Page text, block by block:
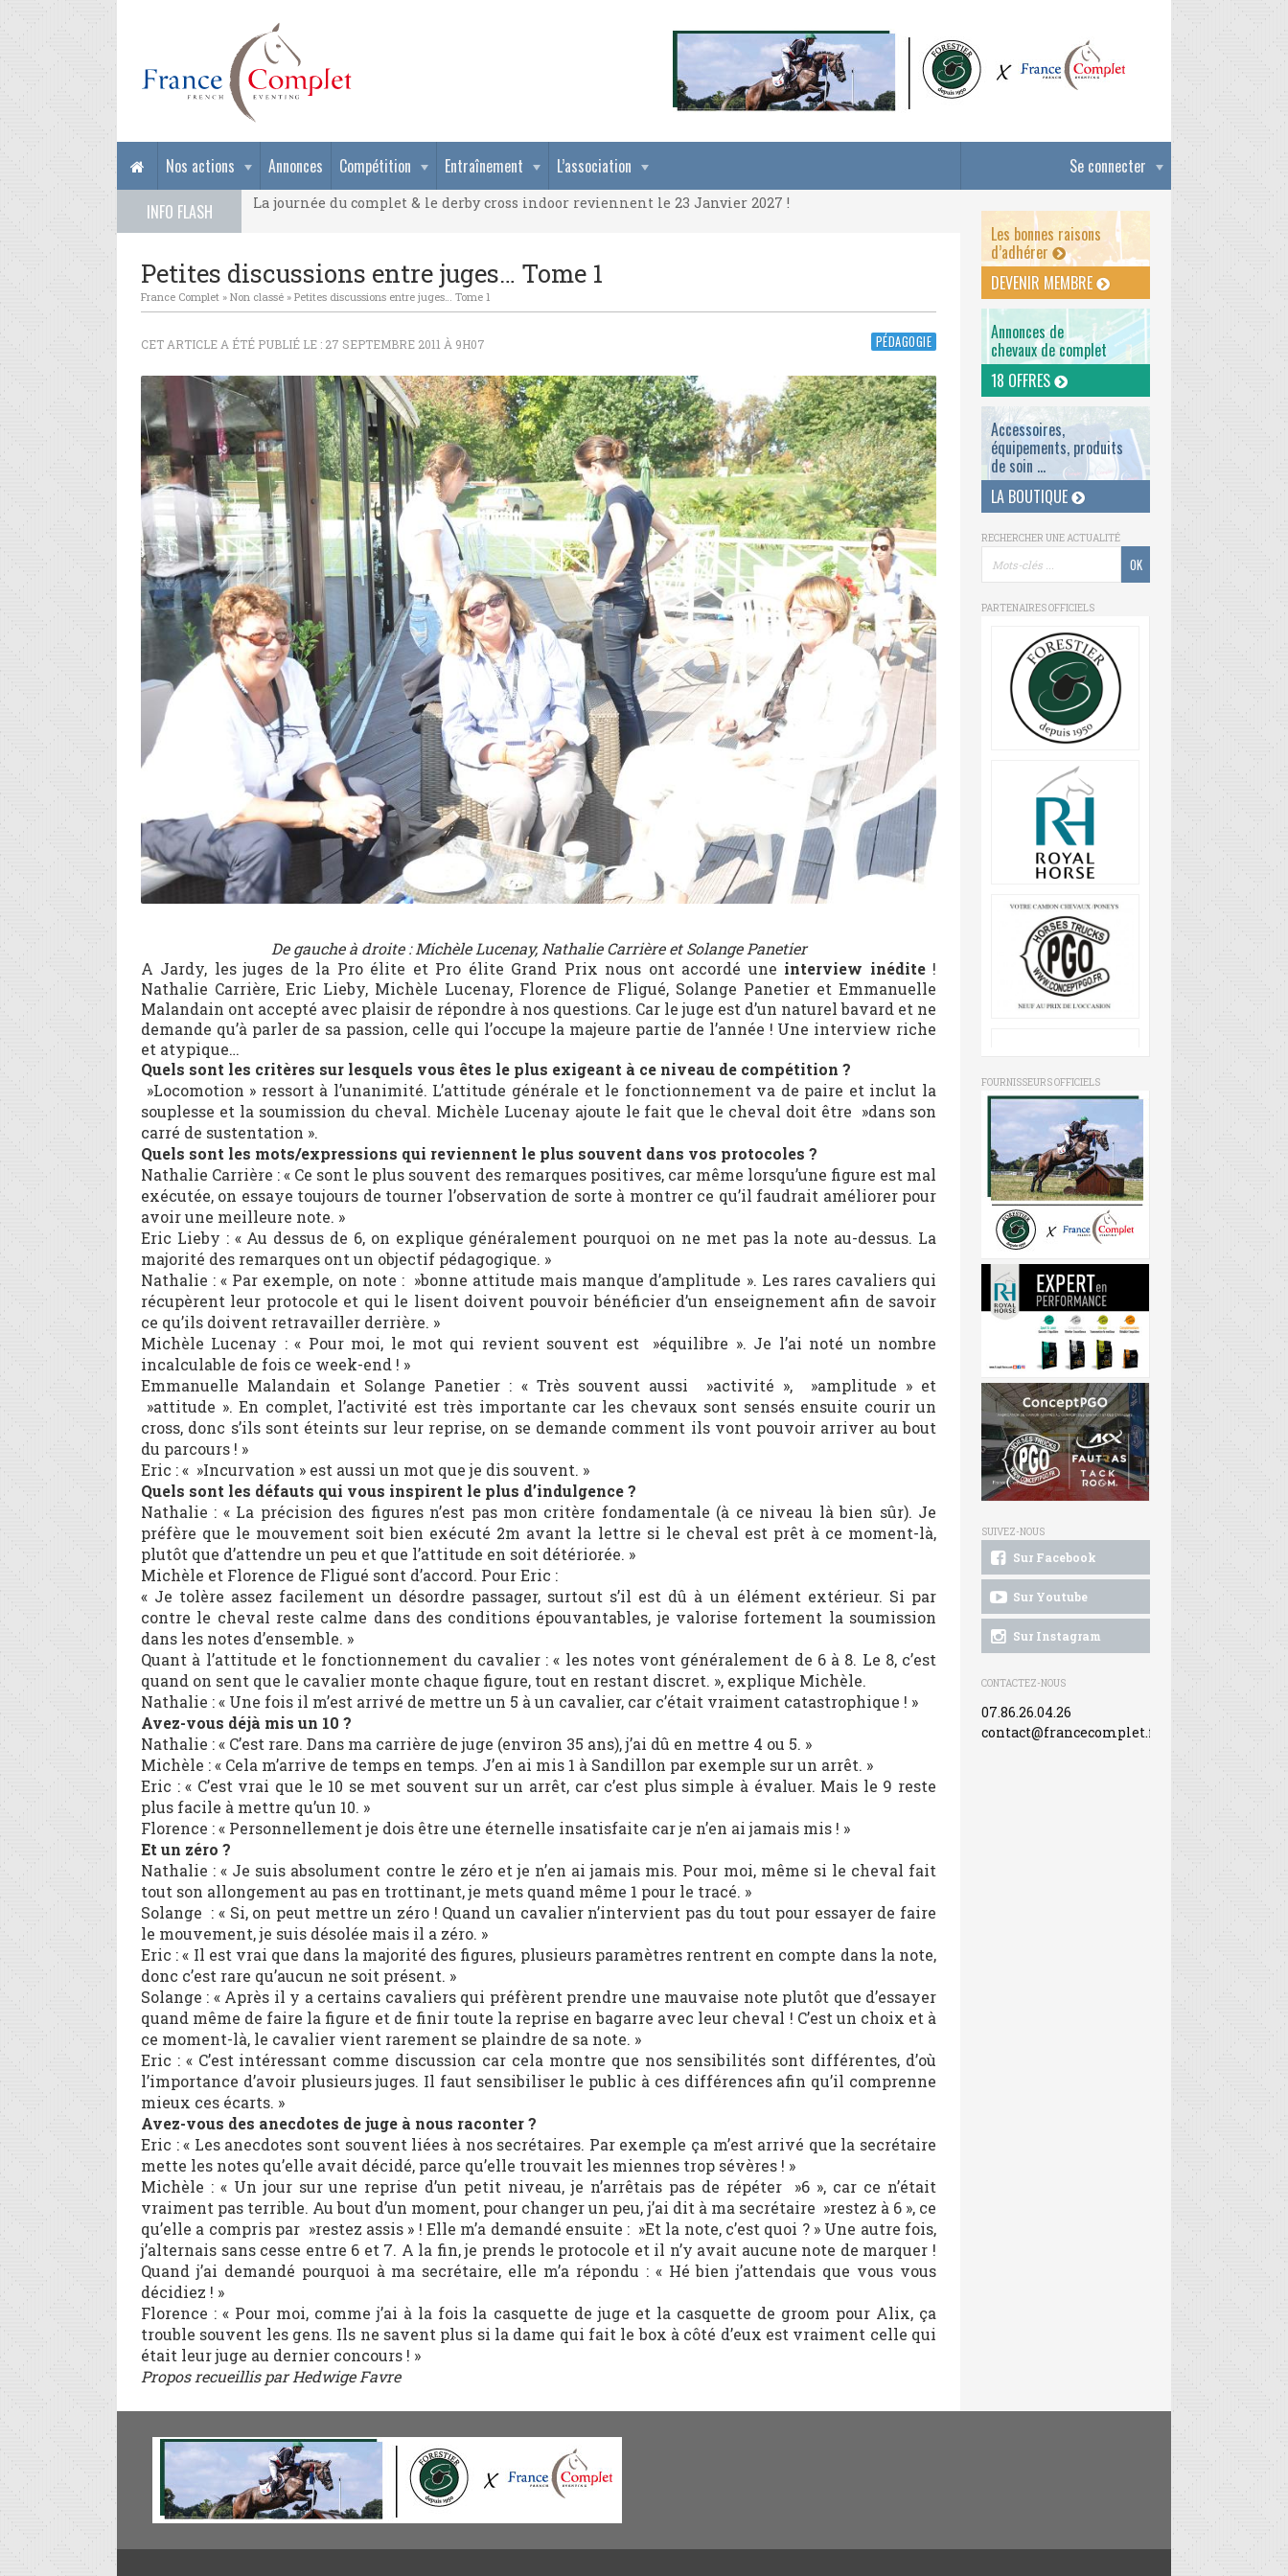
Se connecter
Nos actions Annonces Compétition Entraînement
L’association
INFO FLASH
La journée du complet & le derby cross indoor reviennent le 23 Janvier 2027 !
La journée du complet & le derby cross indoor reviennent le 23 Janvier 2027 !
Petites discussions entre juges… Tome 1
France Complet » Non classé » Petites discussions entre juges… Tome 1
PÉDAGOGIE
CET ARTICLE A ÉTÉ PUBLIÉ LE : 27 SEPTEMBRE 2011 À 9H07
De gauche à droite : Michèle Lucenay, Nathalie Carrière et Solange Panetier
A Jardy, les juges de la Pro élite et Pro élite Grand Prix nous ont accordé une interview inédite!
Nathalie Carrière, Eric Lieby, Michèle Lucenay, Florence de Fligué, Solange Panetier et Emmanuelle
Malandain ont accepté avec plaisir de répondre à nos questions. Car le juge est d’un naturel bavard et ne
demande qu’à parler de sa passion, celle qui l’occupe la majeure partie de l’année ! Une interview riche
et atypique…
Quels sont les critères sur lesquels vous êtes le plus exigeant à ce niveau de compétition ?
»Locomotion » ressort à l’unanimité. L’attitude générale et le fonctionnement va de paire et inclut la
souplesse et la soumission du cheval. Michèle Lucenay ajoute le fait que le cheval doit être »dans son
carré de sustentation ».
Quels sont les mots/expressions qui reviennent le plus souvent dans vos protocoles ?
Nathalie Carrière : « Ce sont le plus souvent des remarques positives, car même lorsqu’une figure est mal
exécutée, on essaye toujours de tourner l’observation de sorte à montrer ce qu’il faudrait améliorer pour
avoir une meilleure note. »
Eric Lieby : « Au dessus de 6, on explique généralement pourquoi on ne met pas la note au-dessus. La
majorité des remarques ont un objectif pédagogique. »
Nathalie : « Par exemple, on note : »bonne attitude mais manque d’amplitude ». Les rares cavaliers qui
récupèrent leur protocole et qui le lisent doivent pouvoir bénéficier d’un enseignement afin de savoir
ce qu’ils doivent retravailler derrière. »
Michèle Lucenay : « Pour moi, le mot qui revient souvent est »équilibre ». Je l’ai noté un nombre
incalculable de fois ce week-end ! »
Emmanuelle Malandain et Solange Panetier : « Très souvent aussi »activité », »amplitude » et
»attitude ». En complet, l’activité est très importante car les chevaux sont sensés ensuite courir un
cross, donc s’ils sont éteints sur leur reprise, on se demande comment ils vont pouvoir arriver au bout
du parcours ! »
Eric : « »Incurvation » est aussi un mot que je dis souvent. »
Quels sont les défauts qui vous inspirent le plus d’indulgence ?
Nathalie : « La précision des figures n’est pas mon critère fondamentale (à ce niveau là bien sûr). Je
préfère que le mouvement soit bien exécuté 2m avant la lettre si le cheval est prêt à ce moment-là,
plutôt que d’attendre un peu et que l’attitude en soit détériorée. »
Michèle et Florence de Fligué sont d’accord. Pour Eric :
« Je tolère assez facilement un désordre passager, surtout s’il est dû à un élément extérieur. Si par
contre le cheval reste calme dans des conditions épouvantables, je valorise fortement la soumission
dans les notes d’ensemble. »
Quant à l’attitude et le fonctionnement du cavalier : « les notes vont généralement de 6 à 8. Le 8, c’est
quand on sent que le cavalier monte chaque figure, tout en restant discret. », explique Michèle.
Nathalie : « Une fois il m’est arrivé de mettre un 5 à un cavalier, car c’était vraiment catastrophique ! »
Avez-vous déjà mis un 10 ?
Nathalie : « C’est rare. Dans ma carrière de juge (environ 35 ans), j’ai dû en mettre 4 ou 5. »
Michèle : « Cela m’arrive de temps en temps. J’en ai mis 1 à Sandillon par exemple sur un arrêt. »
Eric : « C’est vrai que le 10 se met souvent sur un arrêt, car c’est plus simple à évaluer. Mais le 9 reste
plus facile à mettre qu’un 10. »
Florence : « Personnellement je dois être une éternelle insatisfaite car je n’en ai jamais mis ! »
Et un zéro ?
Nathalie : « Je suis absolument contre le zéro et je n’en ai jamais mis. Pour moi, même si le cheval fait
tout son allongement au pas en trottinant, je mets quand même 1 pour le tracé. »
Solange : « Si, on peut mettre un zéro ! Quand un cavalier n’intervient pas du tout pour essayer de faire
le mouvement, je suis désolée mais il a zéro. »
Eric : « Il est vrai que dans la majorité des figures, plusieurs paramètres rentrent en compte dans la note,
donc c’est rare qu’aucun ne soit présent. »
Solange : « Après il y a certains cavaliers qui préfèrent prendre une mauvaise note plutôt que d’essayer
quand même de faire la figure et de finir toute la reprise en bagarre avec leur cheval ! C’est un choix et à
ce moment-là, le cavalier vient rarement se plaindre de sa note. »
Eric : « C’est intéressant comme discussion car cela montre que nos sensibilités sont différentes, d’où
l’importance d’avoir plusieurs juges. Il faut sensibiliser le public à ces différences afin qu’il comprenne
mieux ces écarts. »
Avez-vous des anecdotes de juge à nous raconter ?
Eric : « Les anecdotes sont souvent liées à nos secrétaires. Par exemple ça m’est arrivé que la secrétaire
mette les notes qu’elle avait décidé, parce qu’elle trouvait les miennes trop sévères ! »
Michèle : « Un jour sur une reprise d’un petit niveau, je n’arrêtais pas de répéter »6 », car ce n’était
vraiment pas terrible. Au bout d’un moment, pour changer un peu, j’ai dit à ma secrétaire »restez à 6 », ce
qu’elle a compris par »restez assis » ! Elle m’a demandé ensuite : »Et la note, c’est quoi ? » Une autre fois,
j’alternais sans cesse entre 6 et 7. A la fin, je prends le protocole et il n’y avait aucune note de marquer !
Quand j’ai demandé pourquoi à ma secrétaire, elle m’a répondu : « Hé bien j’attendais que vous vous
décidiez ! »
Florence : « Pour moi, comme j’ai à la fois la casquette de juge et la casquette de groom pour Alix, ça
trouble souvent les gens. Ils ne savent plus si la dame qui fait le box à côté d’eux est vraiment celle qui
était leur juge au dernier concours ! »
Propos recueillis par Hedwige Favre
Les bonnes raisons
d’adhérer
DEVENIR MEMBRE
Annonces de
chevaux de complet
18 OFFRES
Accessoires,
équipements, produits
de soin ...
LA BOUTIQUE
RECHERCHER UNE ACTUALITÉ
PARTENAIRES OFFICIELS
FOURNISSEURS OFFICIELS
SUIVEZ-NOUS
Sur Facebook
Sur Youtube
Sur Instagram
CONTACTEZ-NOUS
07.86.26.04.26
contact@francecomplet.fr